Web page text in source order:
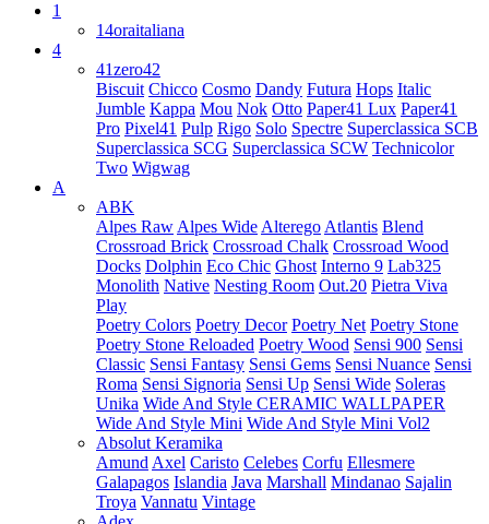
1
14oraitaliana
4
41zero42
Biscuit Chicco Cosmo Dandy Futura Hops Italic
Jumble Kappa Mou Nok Otto Paper41 Lux Paper41
Pro Pixel41 Pulp Rigo Solo Spectre Superclassica SCB
Superclassica SCG Superclassica SCW Technicolor
Two Wigwag
A
ABK
Alpes Raw Alpes Wide Alterego Atlantis Blend
Crossroad Brick Crossroad Chalk Crossroad Wood
Docks Dolphin Eco Chic Ghost Interno 9 Lab325
Monolith Native Nesting Room Out.20 Pietra Viva
Play
Poetry Colors Poetry Decor Poetry Net Poetry Stone
Poetry Stone Reloaded Poetry Wood Sensi 900 Sensi
Classic Sensi Fantasy Sensi Gems Sensi Nuance Sensi
Roma Sensi Signoria Sensi Up Sensi Wide Soleras
Unika Wide And Style CERAMIC WALLPAPER
Wide And Style Mini Wide And Style Mini Vol2
Absolut Keramika
Amund Axel Caristo Celebes Corfu Ellesmere
Galapagos Islandia Java Marshall Mindanao Sajalin
Troya Vannatu Vintage